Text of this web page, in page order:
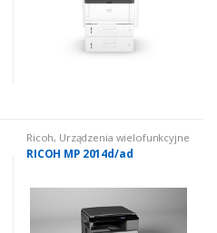
Ricoh, Urządzenia wielofunkcyjne
używane ,Urządzenia
wielofunkcyjne używane: czarno
RICOH MP 2014d/ad